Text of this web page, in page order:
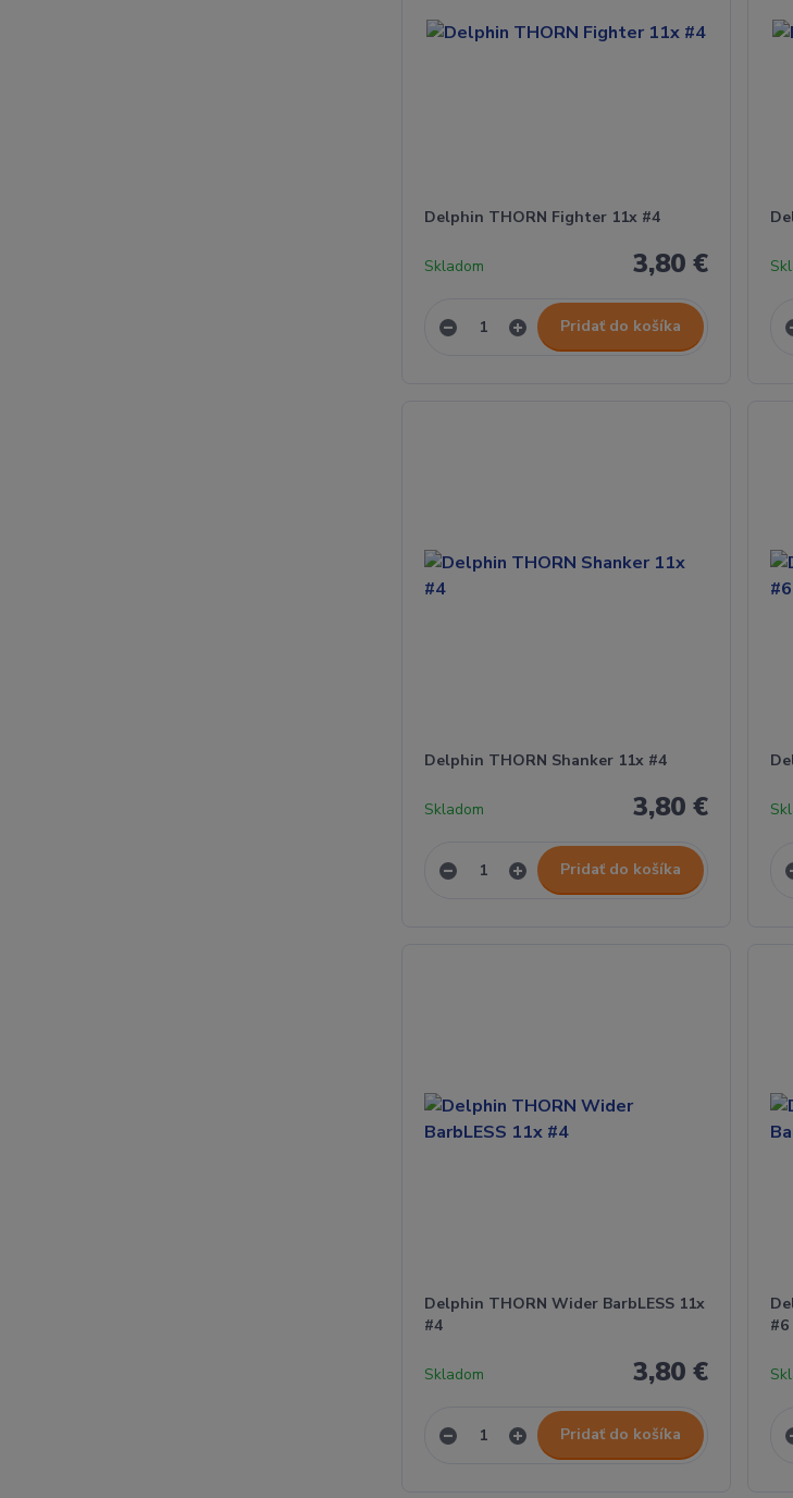
Delphin THORN Fighter 11x #4
3,80 €
Skladom
Pridať do košíka
Delphin THORN Shanker 11x #4
3,80 €
Skladom
Pridať do košíka
Delphin THORN Wider BarbLESS 11x
#4
3,80 €
Skladom
Pridať do košíka
#6